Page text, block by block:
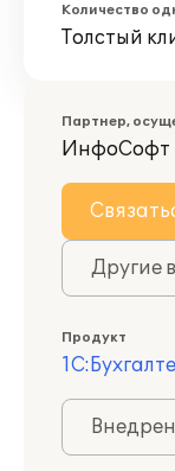
Количество
Толстый
Партнер,
ИнфоСофт
Другие
Продукт